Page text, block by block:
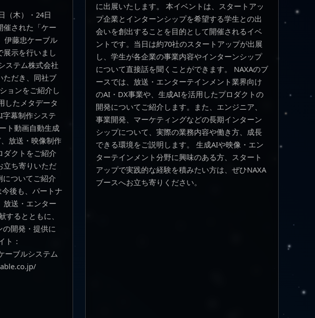
（木）・24日
催された「ケー
伊藤忠ケーブル
展示を行いまし
ステム株式会社
ただき、同社ブ
ョンをご紹介し
したメタデータ
幕制作システ
ト動画自動生成
放送・映像制作
ダクトをご紹介
立ち寄りいただ
についてご紹介
後も、パートナ
放送・エンター
するとともに、
開発・提供に
ト：
ーブルシステム
に出展いたします。 本イベントは、スタートアッ
プ企業とインターンシップを希望する学生との出
会いを創出することを目的として開催されるイベ
ントです。当日は約70社のスタートアップが出展
し、学生が各企業の事業内容やインターンシップ
について直接話を聞くことができます。 NAXAのブ
ースでは、放送・エンターテインメント業界向け
のAI・DX事業や、生成AIを活用したプロダクトの
開発についてご紹介します。また、エンジニア、
事業開発、マーケティングなどの長期インターン
シップについて、実際の業務内容や働き方、成長
できる環境をご説明します。 生成AIや映像・エン
ターテインメント分野に興味のある方、スタート
アップで実践的な経験を積みたい方は、ぜひNAXA
ブースへお立ち寄りください。